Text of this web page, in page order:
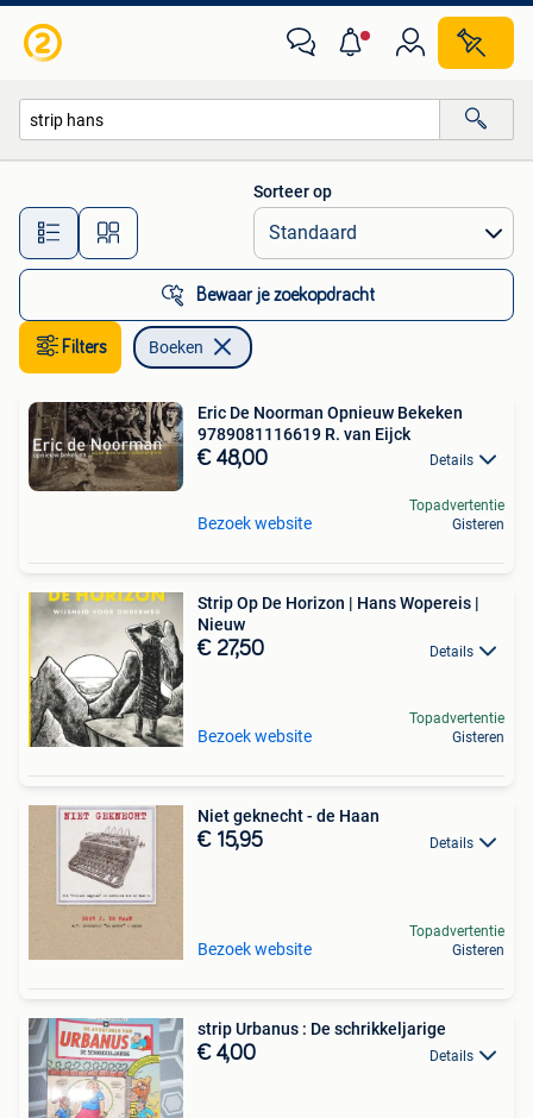
Alle afstanden…
Sorteer op
Bewaar je zoekopdracht
Filters Boeken
Eric De Noorman Opnieuw Bekeken
9789081116619 R. van Eijck
€ 48,00 Details
Bezoek website
Topadvertentie
Gisteren
Strip Op De Horizon | Hans Wopereis |
Nieuw
€ 27,50 Details
Bezoek website
Topadvertentie
Gisteren
Niet geknecht - de Haan
€ 15,95 Details
Bezoek website
Topadvertentie
Gisteren
strip Urbanus : De schrikkeljarige
€ 4,00 Details